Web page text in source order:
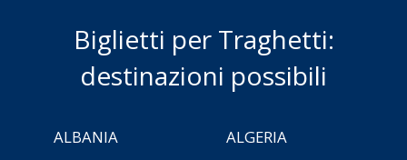
Biglietti per Traghetti:
destinazioni possibili
ALBANIA
ALGERIA